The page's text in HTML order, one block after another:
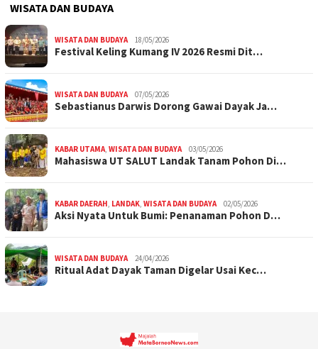
WISATA DAN BUDAYA
WISATA DAN BUDAYA 18/05/2026
Festival Keling Kumang IV 2026 Resmi Dit…
WISATA DAN BUDAYA 07/05/2026
Sebastianus Darwis Dorong Gawai Dayak Ja…
KABAR UTAMA, WISATA DAN BUDAYA 03/05/2026
Mahasiswa UT SALUT Landak Tanam Pohon Di…
KABAR DAERAH, LANDAK, WISATA DAN BUDAYA 02/05/2026
Aksi Nyata Untuk Bumi: Penanaman Pohon D…
WISATA DAN BUDAYA 24/04/2026
Ritual Adat Dayak Taman Digelar Usai Kec…